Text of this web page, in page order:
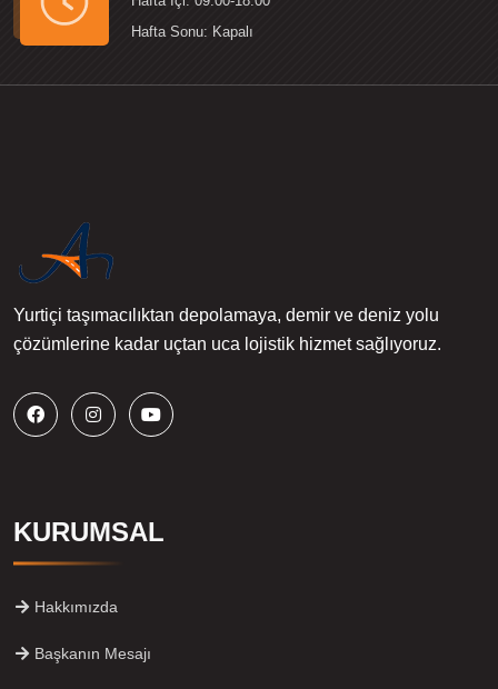
Hafta Sonu: Kapalı
Yurtiçi taşımacılıktan depolamaya, demir ve deniz yolu
çözümlerine kadar uçtan uca lojistik hizmet sağlıyoruz.
KURUMSAL
Hakkımızda
Başkanın Mesajı